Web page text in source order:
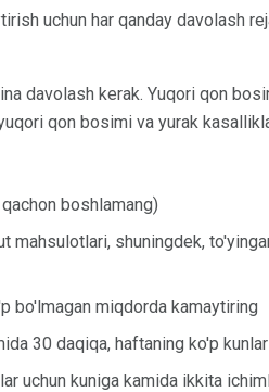
uchun har qanday davolash
davolash kerak. Yuqori qon
qon bosimi va yurak
boshlamang)
mahsulotlari, shuningdek,
bo'lmagan miqdorda kamaytiring
30 daqiqa, haftaning ko'p
uchun kuniga kamida ikkita